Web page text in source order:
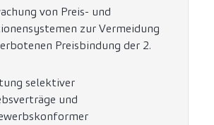
von Preis- und
zur Vermeidung
Preisbindung der 2.
selektiver
und